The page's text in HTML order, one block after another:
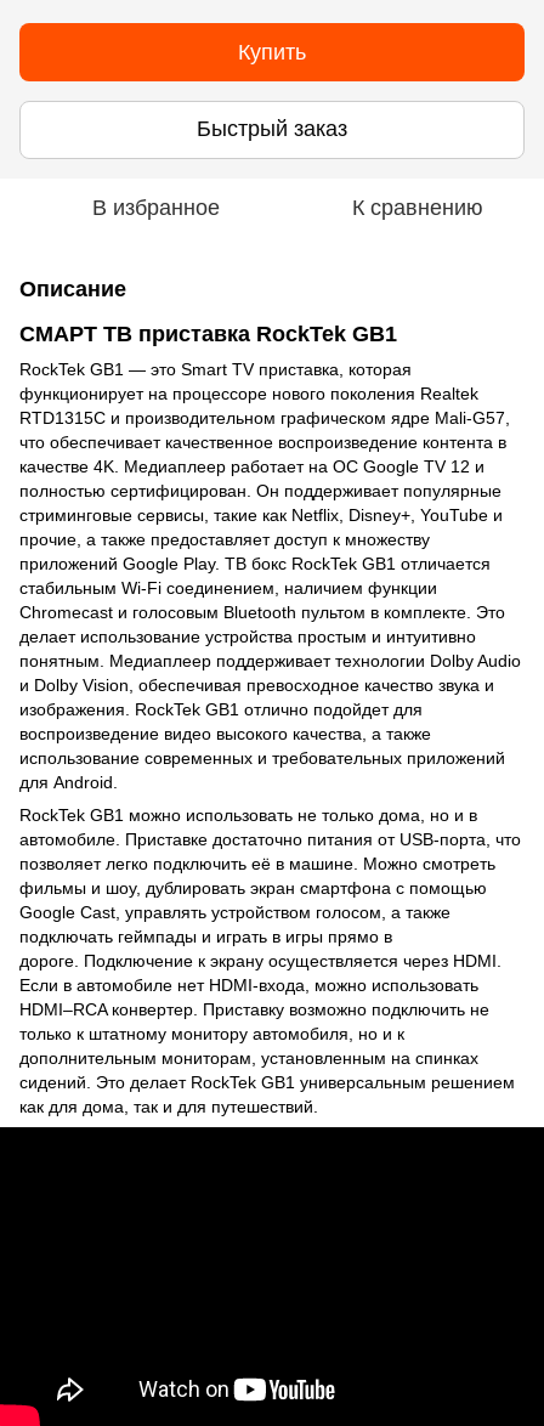
Купить
Быстрый заказ
В избранное К сравнению
Описание
СМАРТ ТВ приставка RockTek GB1
RockTek GB1 — это Smart TV приставка, которая
функционирует на процессоре нового поколения Realtek
RTD1315C и производительном графическом ядре Mali-G57,
что обеспечивает качественное воспроизведение контента в
качестве 4K. Медиаплеер работает на ОС Google TV 12 и
полностью сертифицирован. Он поддерживает популярные
стриминговые сервисы, такие как Netflix, Disney+, YouTube и
прочие, а также предоставляет доступ к множеству
приложений Google Play. ТВ бокс RockTek GB1 отличается
стабильным Wi-Fi соединением, наличием функции
Chromecast и голосовым Bluetooth пультом в комплекте. Это
делает использование устройства простым и интуитивно
понятным. Медиаплеер поддерживает технологии Dolby Audio
и Dolby Vision, обеспечивая превосходное качество звука и
изображения. RockTek GB1 отлично подойдет для
воспроизведение видео высокого качества, а также
использование современных и требовательных приложений
для Android.
RockTek GB1 можно использовать не только дома, но и в
автомобиле. Приставке достаточно питания от USB-порта, что
позволяет легко подключить её в машине. Можно смотреть
фильмы и шоу, дублировать экран смартфона с помощью
Google Cast, управлять устройством голосом, а также
подключать геймпады и играть в игры прямо в
дороге. Подключение к экрану осуществляется через HDMI.
Если в автомобиле нет HDMI-входа, можно использовать
HDMI–RCA конвертер. Приставку возможно подключить не
только к штатному монитору автомобиля, но и к
дополнительным мониторам, установленным на спинках
сидений. Это делает RockTek GB1 универсальным решением
как для дома, так и для путешествий.